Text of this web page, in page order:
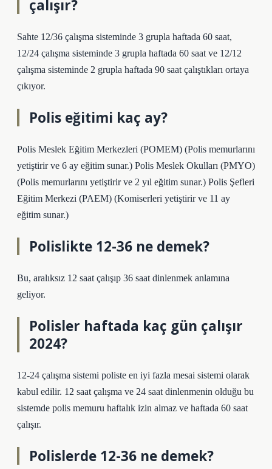
çalışır?
Sahte 12/36 çalışma sisteminde 3 grupla haftada 60 saat,
12/24 çalışma sisteminde 3 grupla haftada 60 saat ve 12/12
çalışma sisteminde 2 grupla haftada 90 saat çalıştıkları ortaya
çıkıyor.
Polis eğitimi kaç ay?
Polis Meslek Eğitim Merkezleri (POMEM) (Polis memurlarını
yetiştirir ve 6 ay eğitim sunar.) Polis Meslek Okulları (PMYO)
(Polis memurlarını yetiştirir ve 2 yıl eğitim sunar.) Polis Şefleri
Eğitim Merkezi (PAEM) (Komiserleri yetiştirir ve 11 ay
eğitim sunar.)
Polislikte 12-36 ne demek?
Bu, aralıksız 12 saat çalışıp 36 saat dinlenmek anlamına
geliyor.
Polisler haftada kaç gün çalışır
2024?
12-24 çalışma sistemi poliste en iyi fazla mesai sistemi olarak
kabul edilir. 12 saat çalışma ve 24 saat dinlenmenin olduğu bu
sistemde polis memuru haftalık izin almaz ve haftada 60 saat
çalışır.
Polislerde 12-36 ne demek?